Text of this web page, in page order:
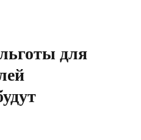
для